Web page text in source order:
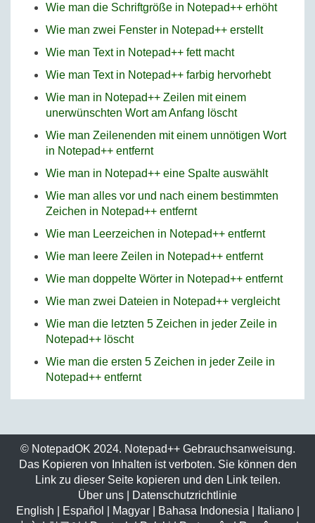
Wie man die Schriftgröße in Notepad++ erhöht
Wie man zwei Fenster in Notepad++ erstellt
Wie man Text in Notepad++ fett macht
Wie man Text in Notepad++ farbig hervorhebt
Wie man in Notepad++ Zeilen mit einem
unerwünschten Wort am Anfang löscht
Wie man Zeilenenden mit einem unnötigen Wort
in Notepad++ entfernt
Wie man in Notepad++ eine Spalte auswählt
Wie man alles vor und nach einem bestimmten
Zeichen in Notepad++ entfernt
Wie man Leerzeichen in Notepad++ entfernt
Wie man leere Zeilen in Notepad++ entfernt
Wie man doppelte Wörter in Notepad++ entfernt
Wie man zwei Dateien in Notepad++ vergleicht
Wie man die letzten 5 Zeichen in jeder Zeile in
Notepad++ löscht
Wie man die ersten 5 Zeichen in jeder Zeile in
Notepad++ entfernt
© NotepadOK 2024. Notepad++ Gebrauchsanweisung.
Das Kopieren von Inhalten ist verboten. Sie können den
Link zu dieser Seite kopieren und den Link teilen.
Über uns
Datenschutzrichtlinie
English
Español Magyar| Bahasa Indonesia Italiano|